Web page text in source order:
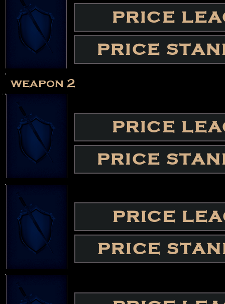
PRICE
PRICE
weapon 2
PRICE
PRICE
PRICE
PRICE